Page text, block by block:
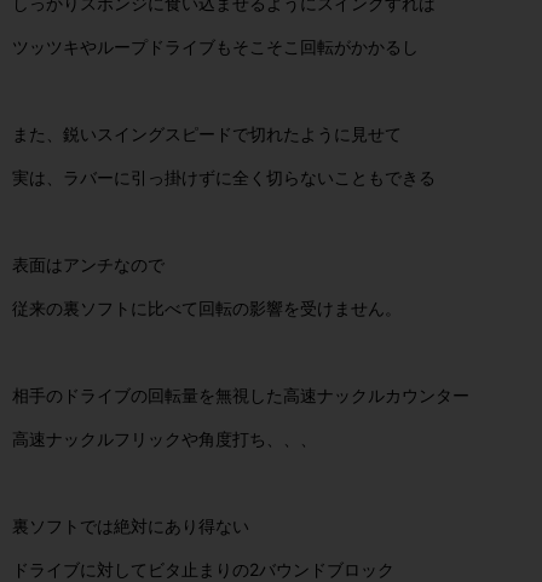
ツッツキやループドライブもそこそこ回転がかかるし
また、鋭いスイングスピードで切れたように見せて
実は、ラバーに引っ掛けずに全く切らないこともできる
表面はアンチなので
従来の裏ソフトに比べて回転の影響を受けません。
相手のドライブの回転量を無視した高速ナックルカウンター
高速ナックルフリックや角度打ち、、、
裏ソフトでは絶対にあり得ない
ドライブに対してビタ止まりの2バウンドブロック